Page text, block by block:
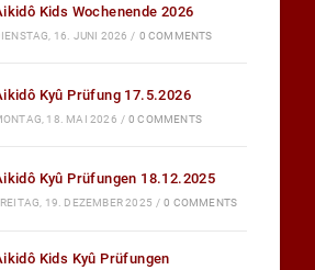
Kids Wochenende 2026
16. JUNI 2026 / 0 COMMENTS
Kyû Prüfung 17.5.2026
18. MAI 2026 / 0 COMMENTS
Kyû Prüfungen 18.12.2025
19. DEZEMBER 2025 / 0 COMMENTS
Kids Kyû Prüfungen